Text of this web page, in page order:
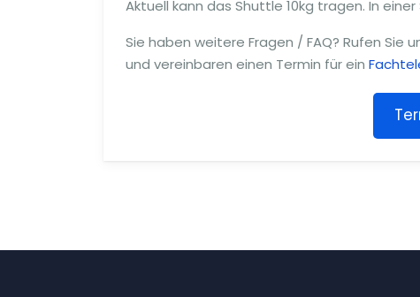
Aktuell kann das Shuttle 10kg tragen. In
Sie haben weitere Fragen / FAQ? Rufen Sie
und vereinbaren einen Termin für ein